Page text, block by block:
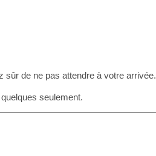
de ne pas attendre à votre arrivée.
seulement.